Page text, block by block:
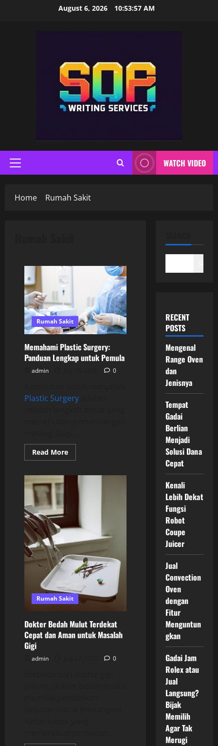
August 6, 2026 10:53:58 AM
Primary
Menu
WATCH VIDEO
Home Rumah Sakit
Rumah Sakit
Memahami Plastic Surgery:
Panduan Lengkap untuk Pemula
admin 0
Plastic Surgery
Read MoreRead
more
Plastic
Surgery:
Panduan
Rumah Sakit
Dokter Bedah Mulut Terdekat
Cepat dan Aman untuk Masalah
Gigi
admin 0
RECENT
POSTS
Mengenal
Range Oven
dan
Jenisnya
Tempat
Gadai
Berlian
Menjadi
Solusi Dana
Cepat
Kenali
Lebih Dekat
Fungsi
Robot
Coupe
Juicer
Jual
Convection
Oven
dengan
Fitur
Menguntun
gkan
Gadai Jam
Rolex atau
Jual
Langsung?
Bijak
Memilih
Agar Tak
Merugi